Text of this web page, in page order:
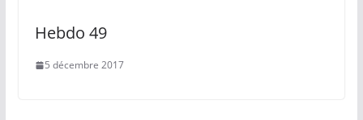
Hebdo 49
5 décembre 2017